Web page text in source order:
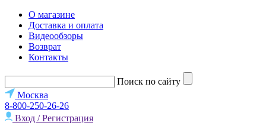
О магазине
Доставка и оплата
Видеообзоры
Возврат
Контакты
Поиск по сайту
Москва
8-800-250-26-26
Вход / Регистрация